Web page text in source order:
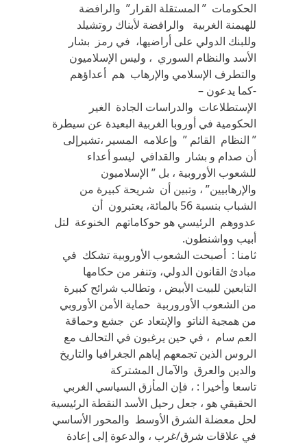
الحكومات ” المستقلة القرار” والرافضة
للهيمنة الغربية والرافضة لأبناك روتشيلد
وللبنك الدولي على أراضيها، في رمز بشار
الأسد والنظام السوري ، وليس الإسلاميون
والتطرف الإسلامي والإرهاب هم أعداؤهم
-كما يدعون –
الإستطلاعات والدراسات الجادة الغير
الحكومية في أوروبا الغربية البعيدة عن سيطرة
” النظام القائم ” وإعلامه المسير ،تشيرإلى
أن صدام و بشار والقدافي ليسو أعداء
للشعوب الأوروبية ، بل ” الإسلاميون
والإرهابيين” ، وتبين أن شريحة كبيرة من
الشباب بنسبة 56 بالمائة، يعتبرون أن
عدووهم الرئيسي هو حوكاماتهم الخنوعة لتل
أبيب وواشنطون.
ثامنا : أصبحت الشعوب الأوروبية تشكك في
مبادئ القانون الدولي، وتنفر من حكامها
التابعين للبيت الأبيض ، وتطالب شرائح كبيرة
من الشعوب الأوروربية حماية الأمن الأوروبي
من همجية الناتو والإبتعاد عن جشع وحماقة
العم سام ، في حين يرغبون في التحالف مع
الروس الذين تجمعهم إياهم الجغرافيا والتاريخ
والدين والعرق والآمال المشتركة
تاسعا وأخيرا : ، فإن المأزق السياسي الغربي
الحقيقي هو ، جعل رحيل الأسد النقطة الرئيسية
لحل معضلة الشرق الأوسط والمحور الأساسي
في علاقات شرق/غرب ، والدعوة إلى إعادة